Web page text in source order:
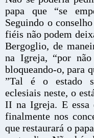
papa que “se
Seguindo o
fiéis não podem
Bergoglio, de
na Igreja, “por
bloqueando-o, para
”Tal é o estado
eclesiais neste, o
II na Igreja. E essa
finalmente nos
que restaurará o